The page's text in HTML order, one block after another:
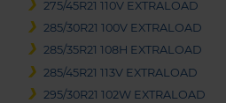
275/45R21 110V EXTRALOAD
285/30R21 100V EXTRALOAD
285/35R21 108H EXTRALOAD
285/45R21 113V EXTRALOAD
295/30R21 102W EXTRALOAD